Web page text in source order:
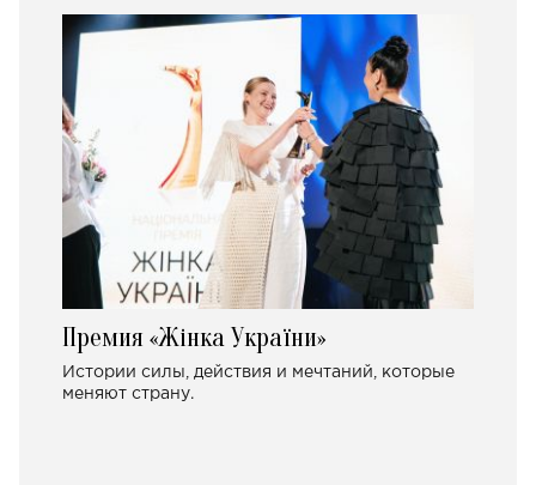
Премия «Жінка України»
Истории силы, действия и мечтаний, которые
меняют страну.